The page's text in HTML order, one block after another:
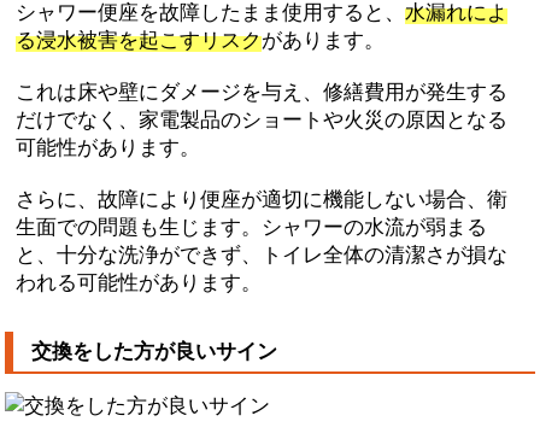
シャワー便座を故障したまま使用すると、水漏れによ
る浸水被害を起こすリスクがあります。
これは床や壁にダメージを与え、修繕費用が発生する
だけでなく、家電製品のショートや火災の原因となる
可能性があります。
さらに、故障により便座が適切に機能しない場合、衛
生面での問題も生じます。シャワーの水流が弱まる
と、十分な洗浄ができず、トイレ全体の清潔さが損な
われる可能性があります。
交換をした方が良いサイン